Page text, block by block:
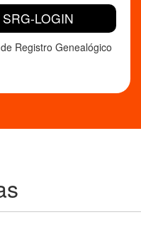
SRG-LOGIN
Registro Genealógico